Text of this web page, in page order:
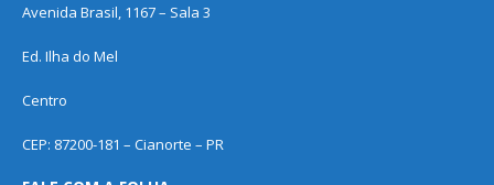
Avenida Brasil, 1167 – Sala 3
Ed. Ilha do Mel
Centro
CEP: 87200-181 – Cianorte – PR